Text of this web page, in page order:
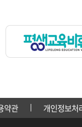
약관 개인정보처